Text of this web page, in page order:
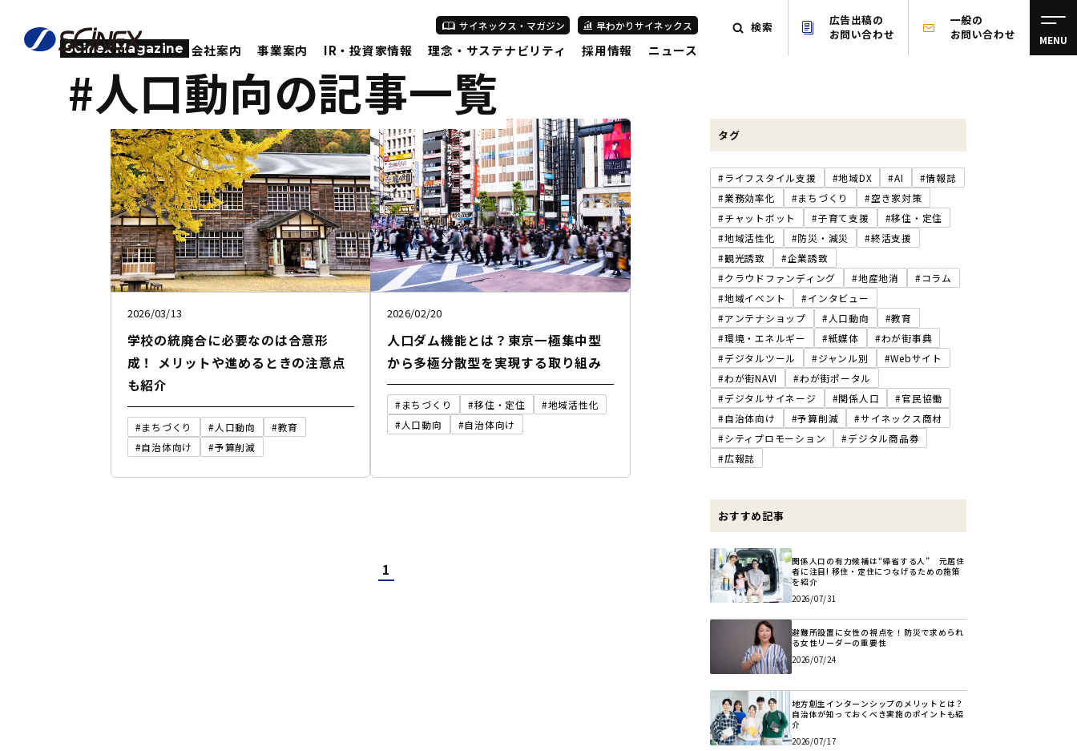
サイネックス・マガジン 早わかりサイネックス
会社案内 事業案内 IR・投資家情報 理念・サステナビリティ 採用情報 ニュース
検索
広告出稿の
お問い合わせ
一般の
お問い合わせ
MENU
Scinex Magazine
#人口動向の記事一覧
2026/03/13
学校の統廃合に必要なのは合意形
成！ メリットや進めるときの注意点
も紹介
#まちづくり #人口動向
#教育
#自治体向け
#予算削減
2026/02/20
人口ダム機能とは？東京一極集中型
から多極分散型を実現する取り組み
#まちづくり #移住・定住
#地域活性化
#人口動向
#自治体向け
1
タグ
#ライフスタイル支援 #地域DX #AI
#情報誌
#業務効率化
#まちづくり
#空き家対策
#チャットボット
#子育て支援
#移住・定住
#地域活性化
#防災・減災
#終活支援
#観光誘致
#企業誘致
#クラウドファンディング
#地産地消
#コラム
#地域イベント
#インタビュー
#アンテナショップ
#人口動向
#教育
#環境・エネルギー
#紙媒体
#わが街事典
#デジタルツール
#ジャンル別
#Webサイト
#わが街NAVI
#わが街ポータル
#デジタルサイネージ
#関係人口
#官民協働
#自治体向け
#予算削減
#サイネックス商材
#シティプロモーション
#デジタル商品券
#広報誌
おすすめ記事
関係人口の有力候補は“帰省する人” 元居住
者に注目! 移住・定住につなげるための施策
を紹介
2026/07/31
避難所設置に女性の視点を！防災で求められ
る女性リーダーの重要性
2026/07/24
地方創生インターンシップのメリットとは？
自治体が知っておくべき実施のポイントも紹
介
2026/07/17